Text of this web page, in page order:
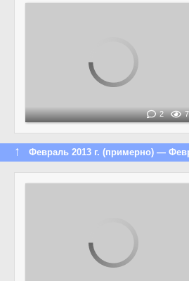
2
↑ Февраль 2013 г. (примерно) —